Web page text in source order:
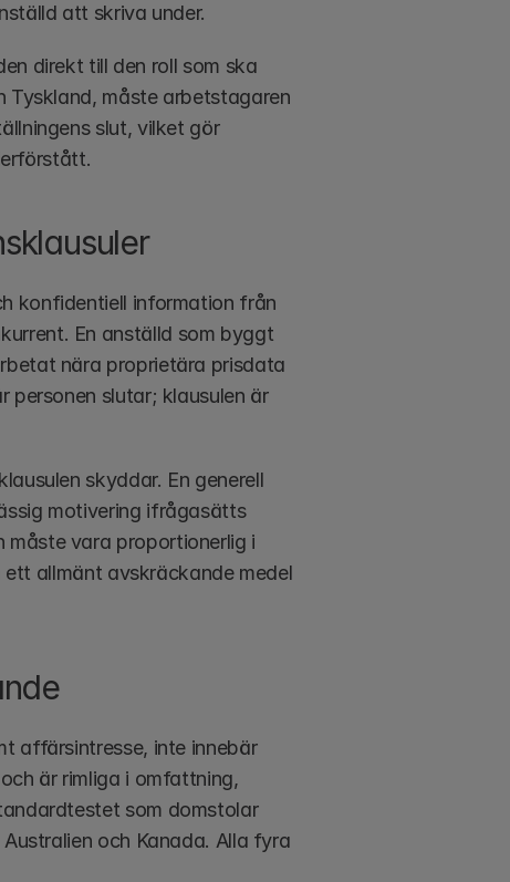
att skriva under.
direkt till den roll som ska
Tyskland, måste arbetstagaren
slut, vilket gör
konfidentiell information från
En anställd som byggt
nära proprietära prisdata
personen slutar; klausulen är
skyddar. En generell
motivering ifrågasätts
måste vara proportionerlig i
allmänt avskräckande medel
affärsintresse, inte innebär
är rimliga i omfattning,
som domstolar
och Kanada. Alla fyra